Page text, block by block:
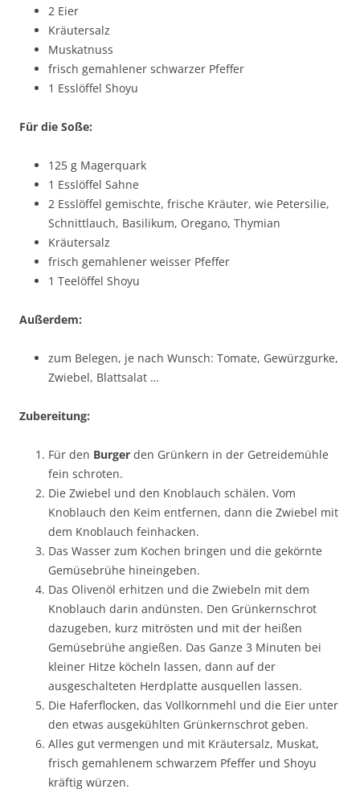
2 Eier
Kräutersalz
Muskatnuss
frisch gemahlener schwarzer Pfeffer
1 Esslöffel Shoyu
Für die Soße:
125 g Magerquark
1 Esslöffel Sahne
2 Esslöffel gemischte, frische Kräuter, wie Petersilie,
Schnittlauch, Basilikum, Oregano, Thymian
Kräutersalz
frisch gemahlener weisser Pfeffer
1 Teelöffel Shoyu
Außerdem:
zum Belegen, je nach Wunsch: Tomate, Gewürzgurke,
Zwiebel, Blattsalat …
Zubereitung:
Für den Burger den Grünkern in der Getreidemühle
fein schroten.
Die Zwiebel und den Knoblauch schälen. Vom
Knoblauch den Keim entfernen, dann die Zwiebel mit
dem Knoblauch feinhacken.
Das Wasser zum Kochen bringen und die gekörnte
Gemüsebrühe hineingeben.
Das Olivenöl erhitzen und die Zwiebeln mit dem
Knoblauch darin andünsten. Den Grünkernschrot
dazugeben, kurz mitrösten und mit der heißen
Gemüsebrühe angießen. Das Ganze 3 Minuten bei
kleiner Hitze köcheln lassen, dann auf der
ausgeschalteten Herdplatte ausquellen lassen.
Die Haferflocken, das Vollkornmehl und die Eier unter
den etwas ausgekühlten Grünkernschrot geben.
Alles gut vermengen und mit Kräutersalz, Muskat,
frisch gemahlenem schwarzem Pfeffer und Shoyu
kräftig würzen.